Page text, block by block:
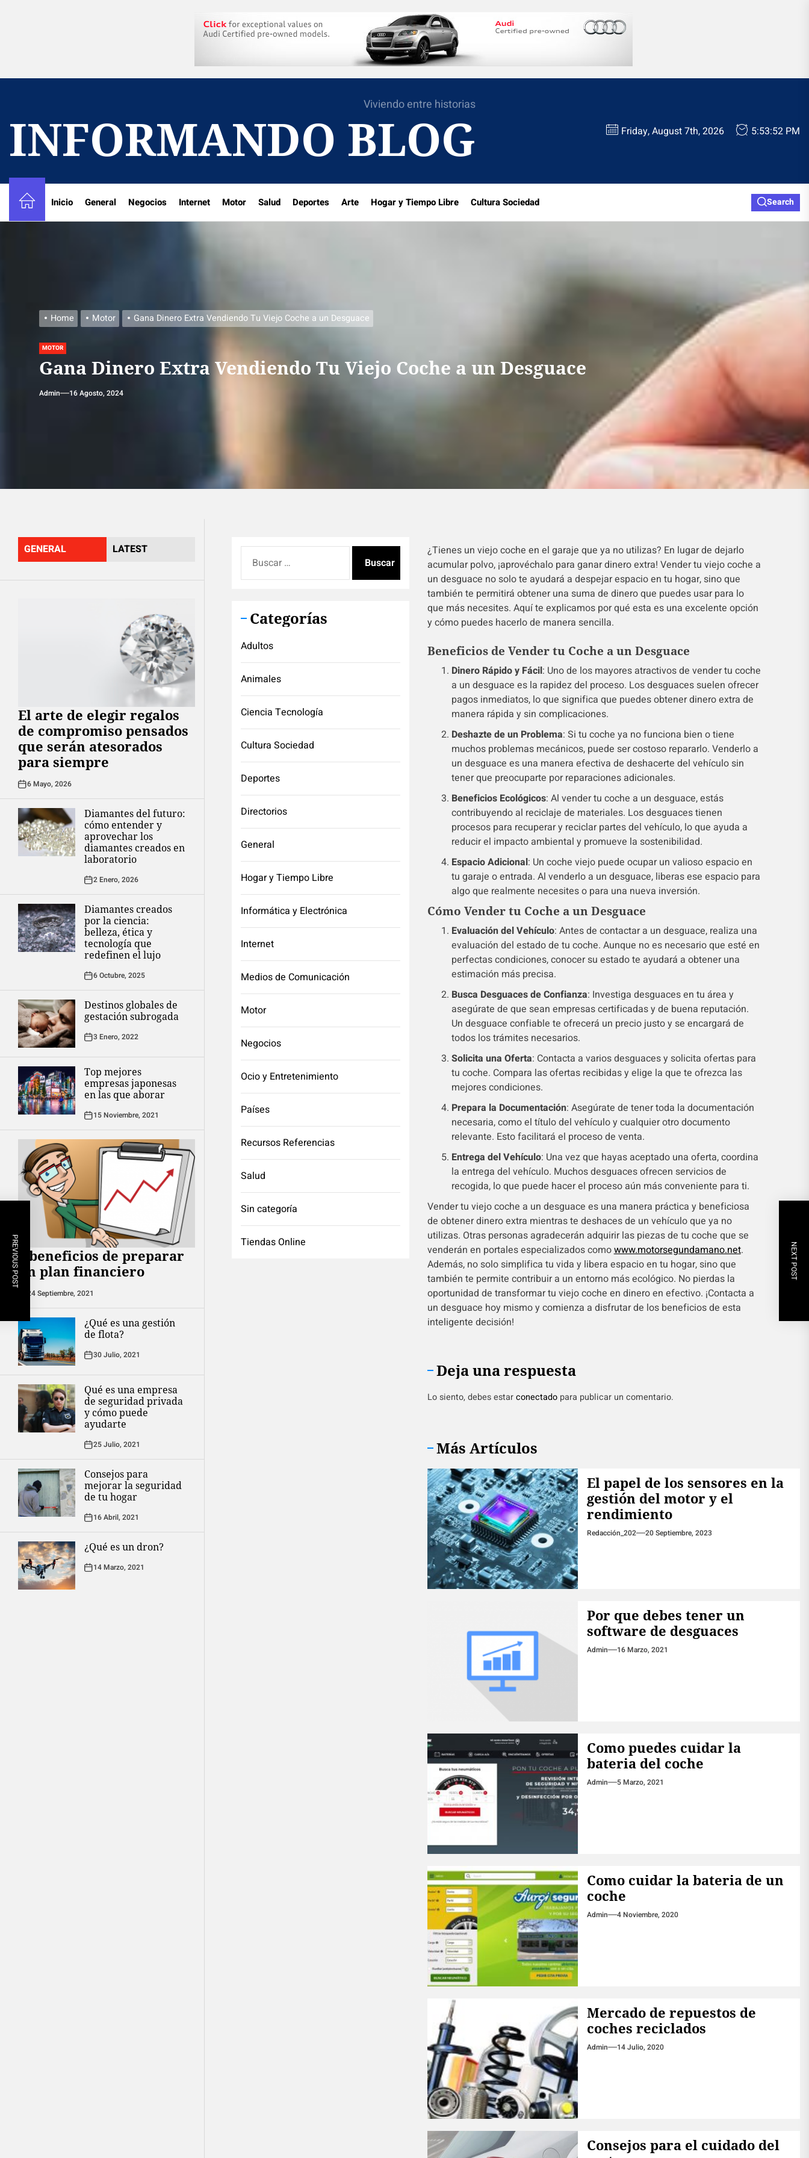
Viviendo entre historias
INFORMANDO BLOG Friday, August 7th, 2026 5:53:53 PM
Inicio General Negocios Internet Motor Salud Deportes Arte Hogar y Tiempo Libre Cultura Sociedad Search
Home Motor Gana Dinero Extra Vendiendo Tu Viejo Coche a un Desguace
MOTOR
Gana Dinero Extra Vendiendo Tu Viejo Coche a un Desguace
Admin 16 Agosto, 2024
GENERAL LATEST
El arte de elegir regalos
de compromiso pensados
que serán atesorados
para siempre
6 Mayo, 2026
Diamantes del futuro:
cómo entender y
aprovechar los
diamantes creados en
laboratorio
2 Enero, 2026
Diamantes creados
por la ciencia:
belleza, ética y
tecnología que
redefinen el lujo
6 Octubre, 2025
Destinos globales de
gestación subrogada
3 Enero, 2022
Top mejores
empresas japonesas
en las que aborar
15 Noviembre, 2021
8 beneficios de preparar
un plan financiero
24 Septiembre, 2021
¿Qué es una gestión
de flota?
30 Julio, 2021
Qué es una empresa
de seguridad privada
y cómo puede
ayudarte
25 Julio, 2021
Consejos para
mejorar la seguridad
de tu hogar
16 Abril, 2021
¿Qué es un dron?
14 Marzo, 2021
¿Tienes un viejo coche en el garaje que ya no utilizas? En lugar de dejarlo
acumular polvo, ¡aprovéchalo para ganar dinero extra! Vender tu viejo coche a
un desguace no solo te ayudará a despejar espacio en tu hogar, sino que
también te permitirá obtener una suma de dinero que puedes usar para lo
que más necesites. Aquí te explicamos por qué esta es una excelente opción
y cómo puedes hacerlo de manera sencilla.
Beneficios de Vender tu Coche a un Desguace
Dinero Rápido y Fácil: Uno de los mayores atractivos de vender tu coche
a un desguace es la rapidez del proceso. Los desguaces suelen ofrecer
pagos inmediatos, lo que significa que puedes obtener dinero extra de
manera rápida y sin complicaciones.
Deshazte de un Problema: Si tu coche ya no funciona bien o tiene
muchos problemas mecánicos, puede ser costoso repararlo. Venderlo a
un desguace es una manera efectiva de deshacerte del vehículo sin
tener que preocuparte por reparaciones adicionales.
Beneficios Ecológicos: Al vender tu coche a un desguace, estás
contribuyendo al reciclaje de materiales. Los desguaces tienen
procesos para recuperar y reciclar partes del vehículo, lo que ayuda a
reducir el impacto ambiental y promueve la sostenibilidad.
Espacio Adicional: Un coche viejo puede ocupar un valioso espacio en
tu garaje o entrada. Al venderlo a un desguace, liberas ese espacio para
algo que realmente necesites o para una nueva inversión.
Cómo Vender tu Coche a un Desguace
Evaluación del Vehículo: Antes de contactar a un desguace, realiza una
evaluación del estado de tu coche. Aunque no es necesario que esté en
perfectas condiciones, conocer su estado te ayudará a obtener una
estimación más precisa.
Busca Desguaces de Confianza: Investiga desguaces en tu área y
asegúrate de que sean empresas certificadas y de buena reputación.
Un desguace confiable te ofrecerá un precio justo y se encargará de
todos los trámites necesarios.
Solicita una Oferta: Contacta a varios desguaces y solicita ofertas para
tu coche. Compara las ofertas recibidas y elige la que te ofrezca las
mejores condiciones.
Prepara la Documentación: Asegúrate de tener toda la documentación
necesaria, como el título del vehículo y cualquier otro documento
relevante. Esto facilitará el proceso de venta.
Entrega del Vehículo: Una vez que hayas aceptado una oferta, coordina
la entrega del vehículo. Muchos desguaces ofrecen servicios de
recogida, lo que puede hacer el proceso aún más conveniente para ti.
Vender tu viejo coche a un desguace es una manera práctica y beneficiosa
de obtener dinero extra mientras te deshaces de un vehículo que ya no
utilizas. Otras personas agradecerán adquirir las piezas de tu coche que se
venderán en portales especializados comowww.motorsegundamano.net.
Además, no solo simplifica tu vida y libera espacio en tu hogar, sino que
también te permite contribuir a un entorno más ecológico. No pierdas la
oportunidad de transformar tu viejo coche en dinero en efectivo. ¡Contacta a
un desguace hoy mismo y comienza a disfrutar de los beneficios de esta
inteligente decisión!
Deja una respuesta
Lo siento, debes estarconectadopara publicar un comentario.
PREVIOUS POST NEXT POST
Más Artículos
El papel de los sensores en la
gestión del motor y el
rendimiento
Redacción_202 20 Septiembre, 2023
Por que debes tener un
software de desguaces
Admin 16 Marzo, 2021
Como puedes cuidar la
bateria del coche
Admin 5 Marzo, 2021
Como cuidar la bateria de un
coche
Admin 4 Noviembre, 2020
Mercado de repuestos de
coches reciclados
Admin 14 Julio, 2020
Consejos para el cuidado del
Categorías
Adultos
Animales
Ciencia Tecnología
Cultura Sociedad
Deportes
Directorios
General
Hogar y Tiempo Libre
Informática y Electrónica
Internet
Medios de Comunicación
Motor
Negocios
Ocio y Entretenimiento
Países
Recursos Referencias
Salud
Sin categoría
Tiendas Online